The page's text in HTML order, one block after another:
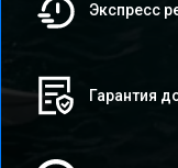
Экспресс
Гарантия